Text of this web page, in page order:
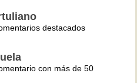
destacados
con más de 50